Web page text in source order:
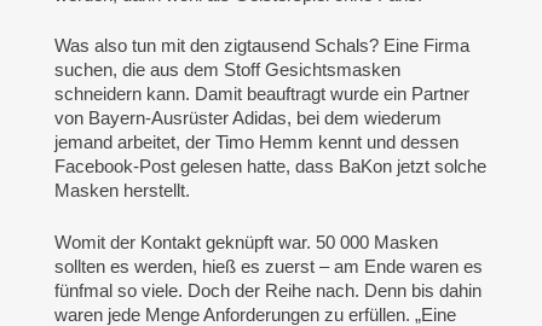
Was also tun mit den zigtausend Schals? Eine Firma
suchen, die aus dem Stoff Gesichtsmasken
schneidern kann. Damit beauftragt wurde ein Partner
von Bayern-Ausrüster Adidas, bei dem wiederum
jemand arbeitet, der Timo Hemm kennt und dessen
Facebook-Post gelesen hatte, dass BaKon jetzt solche
Masken herstellt.
Womit der Kontakt geknüpft war. 50 000 Masken
sollten es werden, hieß es zuerst – am Ende waren es
fünfmal so viele. Doch der Reihe nach. Denn bis dahin
waren jede Menge Anforderungen zu erfüllen. „Eine